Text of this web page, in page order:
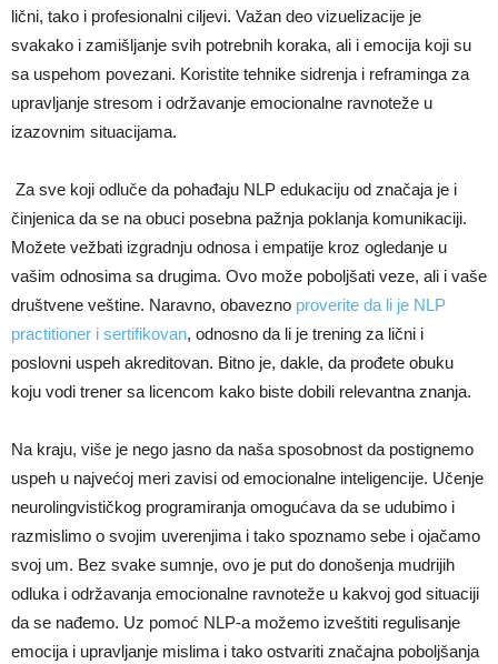
lični, tako i profesionalni ciljevi. Važan deo vizuelizacije je
svakako i zamišljanje svih potrebnih koraka, ali i emocija koji su
sa uspehom povezani. Koristite tehnike sidrenja i reframinga za
upravljanje stresom i održavanje emocionalne ravnoteže u
izazovnim situacijama.
Za sve koji odluče da pohađaju NLP edukaciju od značaja je i
činjenica da se na obuci posebna pažnja poklanja komunikaciji.
Možete vežbati izgradnju odnosa i empatije kroz ogledanje u
vašim odnosima sa drugima. Ovo može poboljšati veze, ali i vaše
društvene veštine. Naravno, obavezno proverite da li je NLP
practitioner i sertifikovan, odnosno da li je trening za lični i
poslovni uspeh akreditovan. Bitno je, dakle, da prođete obuku
koju vodi trener sa licencom kako biste dobili relevantna znanja.
Na kraju, više je nego jasno da naša sposobnost da postignemo
uspeh u najvećoj meri zavisi od emocionalne inteligencije. Učenje
neurolingvističkog programiranja omogućava da se udubimo i
razmislimo o svojim uverenjima i tako spoznamo sebe i ojačamo
svoj um. Bez svake sumnje, ovo je put do donošenja mudrijih
odluka i održavanja emocionalne ravnoteže u kakvoj god situaciji
da se nađemo. Uz pomoć NLP-a možemo izveštiti regulisanje
emocija i upravljanje mislima i tako ostvariti značajna poboljšanja